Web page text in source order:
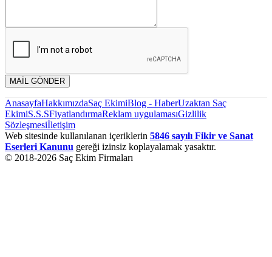
MAİL GÖNDER
AnasayfaHakkımızdaSaç EkimiBlog - HaberUzaktan Saç
EkimiS.S.SFiyatlandırmaReklam uygulamasıGizlilik
Sözleşmesiİletişim
Web sitesinde kullanılanan içeriklerin 5846 sayılı Fikir ve Sanat
Eserleri Kanunu gereği izinsiz koplayalamak yasaktır.
© 2018-2026 Saç Ekim Firmaları